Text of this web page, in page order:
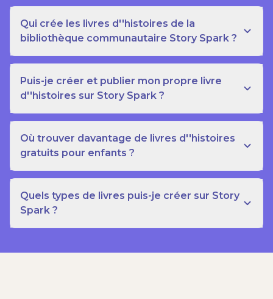
Qui crée les livres d''histoires de la
bibliothèque communautaire Story Spark ?
Puis-je créer et publier mon propre livre
d''histoires sur Story Spark ?
Où trouver davantage de livres d''histoires
gratuits pour enfants ?
Quels types de livres puis-je créer sur Story
Spark ?